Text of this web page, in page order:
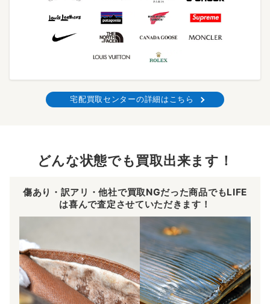
宅配買取センターの詳細はこちら
どんな状態でも買取出来ます！
傷あり・訳アリ・他社で買取NGだった商品でもLIFE
は喜んで査定させていただきます！